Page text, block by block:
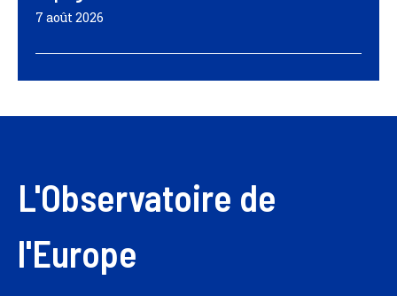
7 août 2026
L'Observatoire de
l'Europe